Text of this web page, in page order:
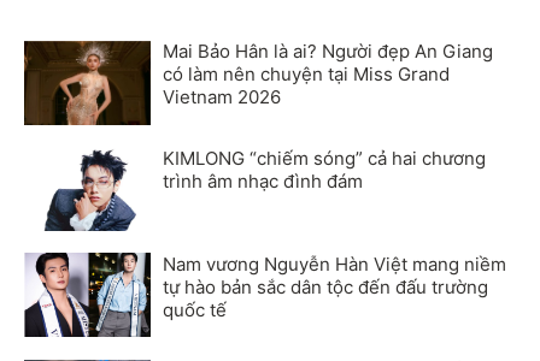
Mai Bảo Hân là ai? Người đẹp An Giang
có làm nên chuyện tại Miss Grand
Vietnam 2026
KIMLONG “chiếm sóng” cả hai chương
trình âm nhạc đình đám
Nam vương Nguyễn Hàn Việt mang niềm
tự hào bản sắc dân tộc đến đấu trường
quốc tế